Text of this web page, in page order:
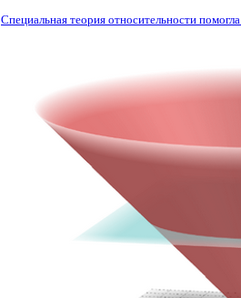
Специальная теория относительности